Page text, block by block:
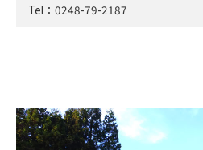
Tel：0248-79-2187